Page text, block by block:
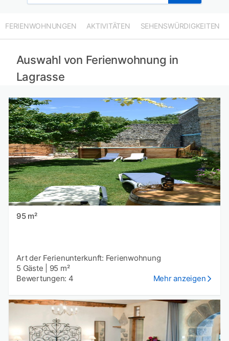
FERIENWOHNUNGEN AKTIVITÄTEN SEHENSWÜRDIGKEITEN
Auswahl von Ferienwohnung in
Lagrasse
95 m²
Art der Ferienunterkunft: Ferienwohnung
5 Gäste
95 m²
Bewertungen: 4
Mehr anzeigen